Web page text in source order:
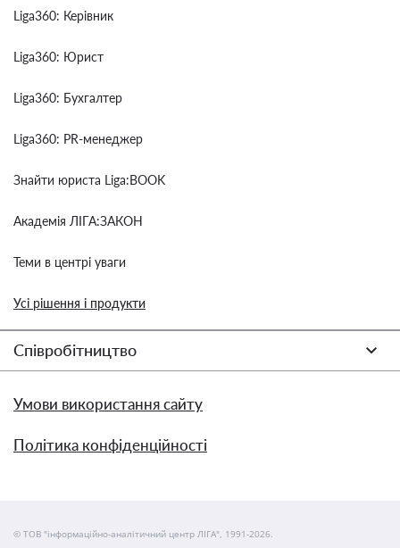
Liga360: Керівник
Liga360: Юрист
Liga360: Бухгалтер
Liga360: PR-менеджер
Знайти юриста Liga:BOOK
Академія ЛІГА:ЗАКОН
Теми в центрі уваги
Усі рішення і продукти
Співробітництво
Умови використання сайту
Політика конфіденційності
© ТОВ "інформаційно-аналітичний центр ЛІГА", 1991-2026.